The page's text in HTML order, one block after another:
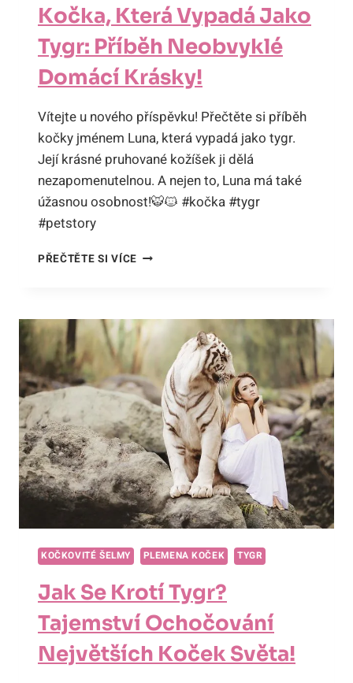
Kočka, Která Vypadá Jako
Tygr: Příběh Neobvyklé
Domácí Krásky!
Vítejte u nového příspěvku! Přečtěte si příběh
kočky jménem Luna, která vypadá jako tygr.
Její krásné pruhované kožíšek ji dělá
nezapomenutelnou. A nejen to, Luna má také
úžasnou osobnost!🐯🐱 #kočka #tygr
#petstory
PŘEČTĚTE SI VÍCEKOČKA,
TYGR:
PŘÍBĚH
NEOBVYKLÉ
DOMÁCÍ
KRÁSKY!
KOČKOVITÉ ŠELMY PLEMENA KOČEK TYGR
Jak Se Krotí Tygr?
Tajemství Ochočování
Největších Koček Světa!